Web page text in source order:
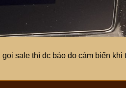
sale thì đc báo do cảm biến khi